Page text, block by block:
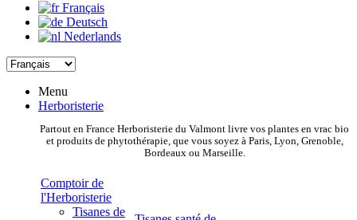
Français
Deutsch
Nederlands
Menu
Herboristerie
Partout en France Herboristerie du Valmont livre vos plantes en vrac bio
et produits de phytothérapie, que vous soyez à Paris, Lyon, Grenoble,
Bordeaux ou Marseille.
Comptoir de
l'Herboristerie
Tisanes de